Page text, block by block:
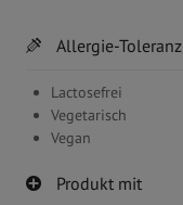
Allergie-Toleranz
Lactosefrei
Vegetarisch
Vegan
Produkt mit